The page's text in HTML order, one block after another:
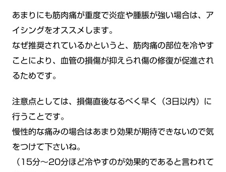
あまりにも筋肉痛が重度で炎症や腫脹が強い場合は、ア
イシングをオススメします。
なぜ推奨されているかというと、筋肉痛の部位を冷やす
ことにより、血管の損傷が抑えられ傷の修復が促進され
るためです。
注意点としては、損傷直後なるべく早く（3日以内）に
行うことです。
慢性的な痛みの場合はあまり効果が期待できないので気
をつけて下さいね。
（15分～20分ほど冷やすのが効果的であると言われて